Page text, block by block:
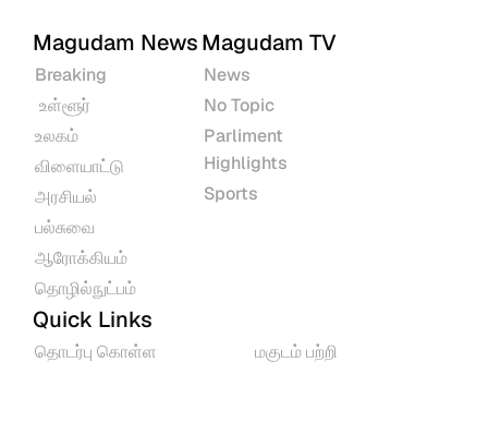
Magudam News
Breaking
உள்ளூர்
உலகம்
விளையாட்டு
அரசியல்
பல்சுவை
ஆரோக்கியம்
தொழில்நுட்பம்
Magudam TV
News
No Topic
Parliment
Highlights
Sports
Quick Links
தொடர்பு கொள்ள மகுடம் பற்றி